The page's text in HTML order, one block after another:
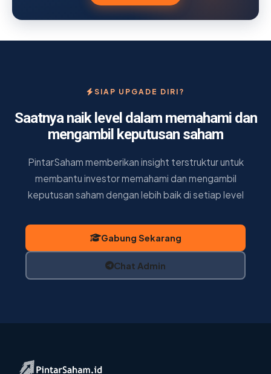
SIAP UPGADE DIRI?
Saatnya naik level dalam memahami dan
mengambil keputusan saham
PintarSaham memberikan insight terstruktur untuk
membantu investor memahami dan mengambil
keputusan saham dengan lebih baik di setiap level
Gabung Sekarang
Chat Admin